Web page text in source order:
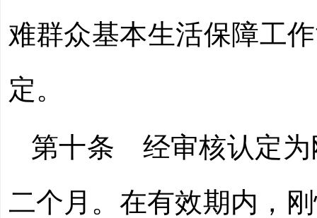
难群众基本生活保障工
定。
第十条 经审核认定为
二个月。在有效期内，